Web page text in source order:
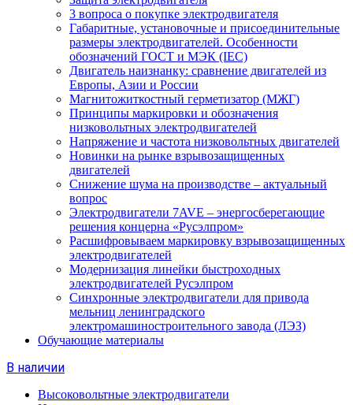
3 вопроса о покупке электродвигателя
Габаритные, установочные и присоединительные
размеры электродвигателей. Особенности
обозначений ГОСТ и МЭК (IEC)
Двигатель наизнанку: сравнение двигателей из
Европы, Азии и России
Магнитожиткостный герметизатор (МЖГ)
Принципы маркировки и обозначения
низковольтных электродвигателей
Напряжение и частота низковольтных двигателей
Новинки на рынке взрывозащищенных
двигателей
Снижение шума на производстве – актуальный
вопрос
Электродвигатели 7AVE – энергосберегающие
решения концерна «Русэлпром»
Расшифровываем маркировку взрывозащищенных
электродвигателей
Модернизация линейки быстроходных
электродвигателей Русэлпром
Синхронные электродвигатели для привода
мельниц ленинградского
электромашиностроительного завода (ЛЭЗ)
Обучающие материалы
В наличии
Высоковольтные электродвигатели